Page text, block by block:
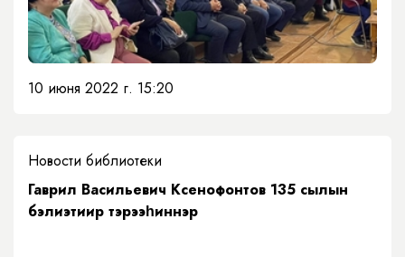
10 июня 2022 г. 15:20
Новости библиотеки
Гаврил Васильевич Ксенофонтов 135 сылын
бэлиэтиир тэрээһиннэр